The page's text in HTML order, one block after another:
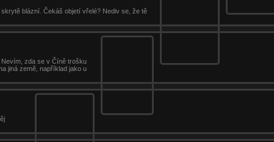
blázní. Čekáš objetí vřelé? Nediv se, že tě
zda se v Číně trošku
jiná země, například jako u